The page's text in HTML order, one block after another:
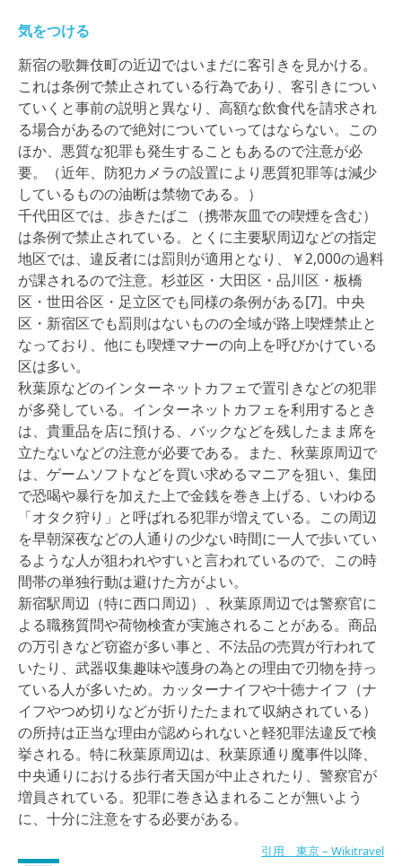
気をつける
新宿の歌舞伎町の近辺ではいまだに客引きを見かける。
これは条例で禁止されている行為であり、客引きについ
ていくと事前の説明と異なり、高額な飲食代を請求され
る場合があるので絶対についていってはならない。この
ほか、悪質な犯罪も発生することもあるので注意が必
要。（近年、防犯カメラの設置により悪質犯罪等は減少
しているものの油断は禁物である。）
千代田区では、歩きたばこ（携帯灰皿での喫煙を含む）
は条例で禁止されている。とくに主要駅周辺などの指定
地区では、違反者には罰則が適用となり、￥2,000の過料
が課されるので注意。杉並区・大田区・品川区・板橋
区・世田谷区・足立区でも同様の条例がある[7]。中央
区・新宿区でも罰則はないものの全域が路上喫煙禁止と
なっており、他にも喫煙マナーの向上を呼びかけている
区は多い。
秋葉原などのインターネットカフェで置引きなどの犯罪
が多発している。インターネットカフェを利用するとき
は、貴重品を店に預ける、バックなどを残したまま席を
立たないなどの注意が必要である。また、秋葉原周辺で
は、ゲームソフトなどを買い求めるマニアを狙い、集団
で恐喝や暴行を加えた上で金銭を巻き上げる、いわゆる
「オタク狩り」と呼ばれる犯罪が増えている。この周辺
を早朝深夜などの人通りの少ない時間に一人で歩いてい
るような人が狙われやすいと言われているので、この時
間帯の単独行動は避けた方がよい。
新宿駅周辺（特に西口周辺）、秋葉原周辺では警察官に
よる職務質問や荷物検査が実施されることがある。商品
の万引きなど窃盗が多い事と、不法品の売買が行われて
いたり、武器収集趣味や護身の為との理由で刃物を持っ
ている人が多いため。カッターナイフや十徳ナイフ（ナ
イフやつめ切りなどが折りたたまれて収納されている）
の所持は正当な理由が認められないと軽犯罪法違反で検
挙される。特に秋葉原周辺は、秋葉原通り魔事件以降、
中央通りにおける歩行者天国が中止されたり、警察官が
増員されている。犯罪に巻き込まれることが無いよう
に、十分に注意をする必要がある。
引用 東京 – Wikitravel